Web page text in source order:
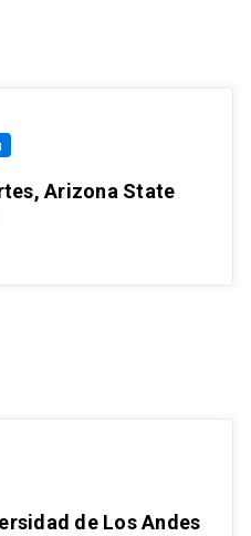
Arizona State
de Los Andes